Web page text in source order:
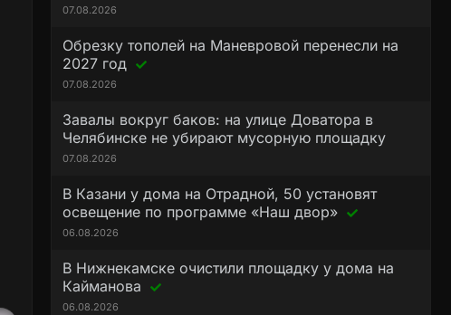
07.08.2026
Обрезку тополей на Маневровой перенесли на
2027 год
07.08.2026
Завалы вокруг баков: на улице Доватора в
Челябинске не убирают мусорную площадку
07.08.2026
В Казани у дома на Отрадной, 50 установят
освещение по программе «Наш двор»
06.08.2026
В Нижнекамске очистили площадку у дома на
Кайманова
06.08.2026